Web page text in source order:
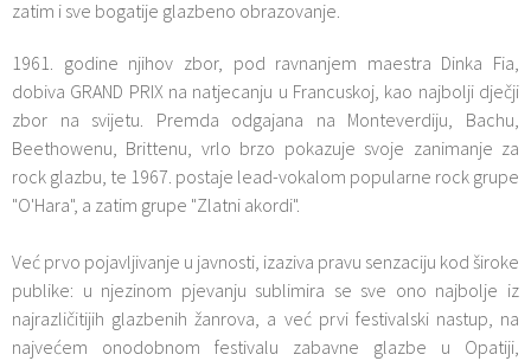
zatim i sve bogatije glazbeno obrazovanje.
1961. godine njihov zbor, pod ravnanjem maestra Dinka Fia,
dobiva GRAND PRIX na natjecanju u Francuskoj, kao najbolji dječji
zbor na svijetu. Premda odgajana na Monteverdiju, Bachu,
Beethowenu, Brittenu, vrlo brzo pokazuje svoje zanimanje za
rock glazbu, te 1967. postaje lead-vokalom popularne rock grupe
"O'Hara", a zatim grupe "Zlatni akordi".
Već prvo pojavljivanje u javnosti, izaziva pravu senzaciju kod široke
publike: u njezinom pjevanju sublimira se sve ono najbolje iz
najrazličitijih glazbenih žanrova, a već prvi festivalski nastup, na
najvećem onodobnom festivalu zabavne glazbe u Opatiji,